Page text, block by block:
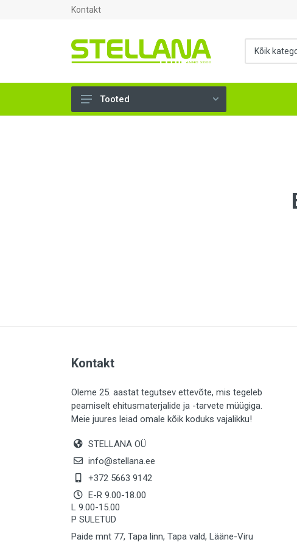
Kontakt
LIISTUD (183)
KIVID (31)
KATTED (132)
MAALRITARBED (1024)
SOOJUSTUS (16)
KEEMIA (220)
TÖÖRIIDED (117)
SAUN (8)
Tooted
Kontakt
Oleme 25. aastat tegutsev ettevõte, mis tegeleb
peamiselt ehitusmaterjalide ja -tarvete müügiga.
Meie juures leiad omale kõik koduks vajalikku!
STELLANA OÜ
info@stellana.ee
+372 5663 9142
E-R 9.00-18.00
L 9.00-15.00
P SULETUD
Paide mnt 77, Tapa linn, Tapa vald, Lääne-Viru